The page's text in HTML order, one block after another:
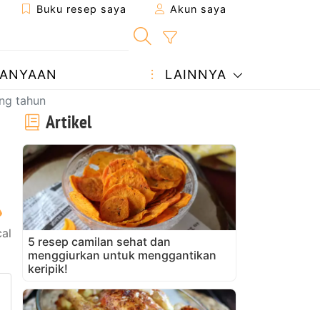
Buku resep saya Akun saya
LAINNYA
tahun
teman
inipertanyaan kepada
Artikel
5 resep camilan sehat dan
menggiurkan untuk menggantikan
keripik!